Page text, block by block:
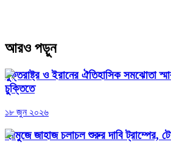
আরও পড়ুন
যুক্তরাষ্ট্র ও ইরানের ঐতিহাসিক সমঝোতা
চুক্তিতে
১৮ জুন ২০২৬
হরমুজে জাহাজ চলাচল শুরুর দাবি ট্রাম্পের,